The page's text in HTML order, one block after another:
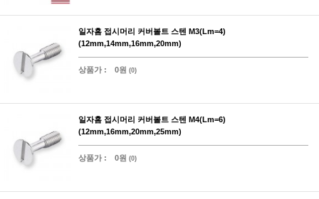
일자홈 접시머리 커버볼트 스텐 M3(Lm=4)
(12mm,14mm,16mm,20mm)
상품가 : 0원 (0)
일자홈 접시머리 커버볼트 스텐 M4(Lm=6)
(12mm,16mm,20mm,25mm)
상품가 : 0원 (0)